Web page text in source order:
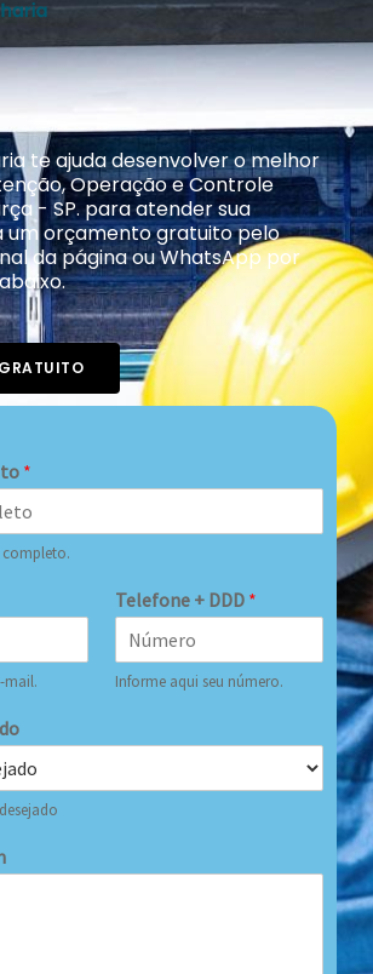
te ajuda desenvolver o melhor
Operação e Controle
- SP. para atender sua
um orçamento gratuito pelo
da página ou WhatsApp por
*
completo.
mail.
Telefone + DDD *
Informe aqui seu número.